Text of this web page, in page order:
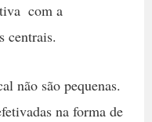
 com a
centrais.
não são pequenas.
na forma de